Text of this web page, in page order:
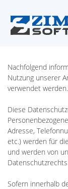
Nachfolgend
Nutzung unserer
verwendet werden.
Diese
Adresse,
etc.) werden für
und werden von
Sofern innerhalb